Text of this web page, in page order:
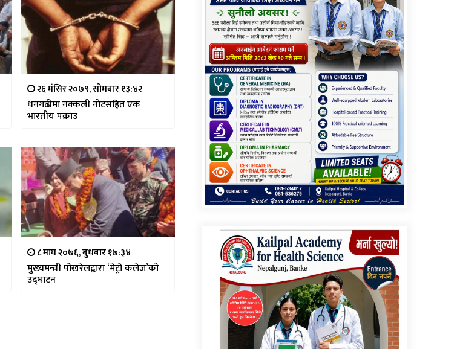
२६ मंसिर २०७९, सोमबार १३:४२
धनगढीमा नक्कली नोटसहित एक
भारतीय पक्राउ
८ माघ २०७६, बुधबार १७:३४
मुख्यमन्त्री पोखरेलद्वारा ‘मेट्रो कलेज’को
उद्घाटन